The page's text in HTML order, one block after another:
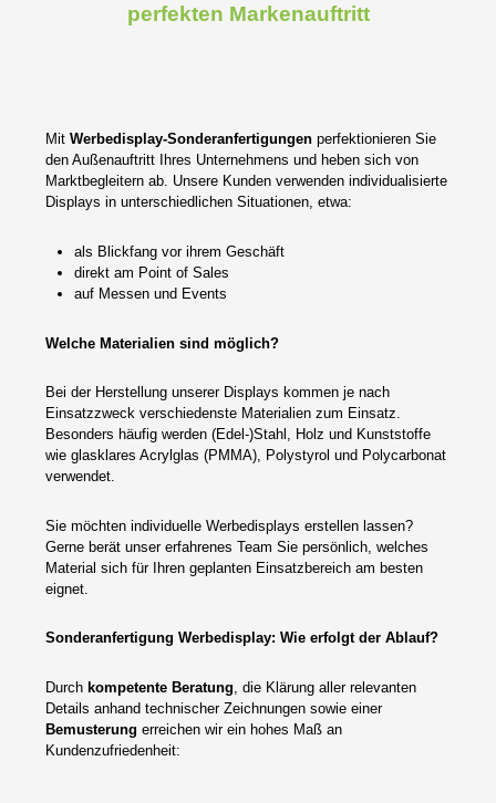
perfekten Markenauftritt
Mit Werbedisplay-Sonderanfertigungen perfektionieren Sie
den Außenauftritt Ihres Unternehmens und heben sich von
Marktbegleitern ab. Unsere Kunden verwenden individualisierte
Displays in unterschiedlichen Situationen, etwa:
als Blickfang vor ihrem Geschäft
direkt am Point of Sales
auf Messen und Events
Welche Materialien sind möglich?
Bei der Herstellung unserer Displays kommen je nach
Einsatzzweck verschiedenste Materialien zum Einsatz.
Besonders häufig werden (Edel-)Stahl, Holz und Kunststoffe
wie glasklares Acrylglas (PMMA), Polystyrol und Polycarbonat
verwendet.
Sie möchten individuelle Werbedisplays erstellen lassen?
Gerne berät unser erfahrenes Team Sie persönlich, welches
Material sich für Ihren geplanten Einsatzbereich am besten
eignet.
Sonderanfertigung Werbedisplay: Wie erfolgt der Ablauf?
Durch kompetente Beratung , die Klärung aller relevanten
Details anhand technischer Zeichnungen sowie einer
Bemusterung erreichen wir ein hohes Maß an
Kundenzufriedenheit: